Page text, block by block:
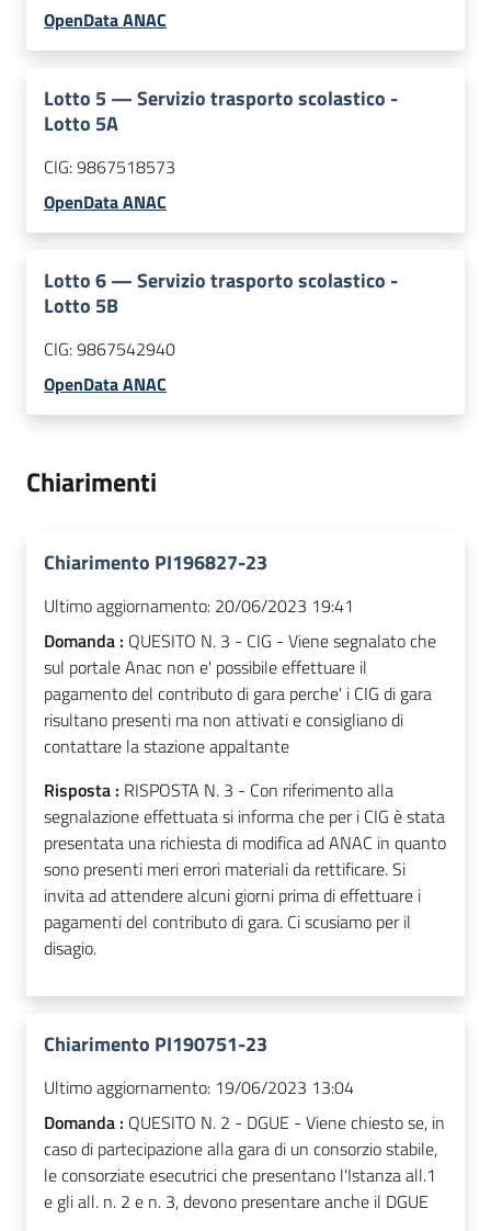
OpenData ANAC
Lotto 5—Servizio trasporto scolastico -
Lotto 5A
CIG:9867518573
OpenData ANAC
Lotto6—Servizio trasporto scolastico -
Lotto 5B
CIG:9867542940
OpenData ANAC
Chiarimenti
Chiarimento PI196827-23
Ultimo aggiornamento: 20/06/2023 19:41
Domanda : QUESITO N. 3 - CIG - Viene segnalato che
sul portale Anac non e' possibile effettuare il
pagamento del contributo di gara perche' i CIG di gara
risultano presenti ma non attivati e consigliano di
contattare la stazione appaltante
Risposta : RISPOSTA N. 3 - Con riferimento alla
segnalazione effettuata si informa che per i CIG è stata
presentata una richiesta di modifica ad ANAC in quanto
sono presenti meri errori materiali da rettificare. Si
invita ad attendere alcuni giorni prima di effettuare i
pagamenti del contributo di gara. Ci scusiamo per il
disagio.
Chiarimento PI190751-23
Ultimo aggiornamento: 19/06/2023 13:04
Domanda : QUESITO N. 2 - DGUE - Viene chiesto se, in
caso di partecipazione alla gara di un consorzio stabile,
le consorziate esecutrici che presentano l'Istanza all.1
e gli all. n. 2 e n. 3, devono presentare anche il DGUE